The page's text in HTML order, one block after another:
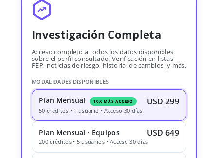
Investigación Completa
Acceso completo a todos los datos disponibles
sobre el perfil consultado. Verificación en listas
PEP, noticias de riesgo, historial de cambios, y más.
MODALIDADES DISPONIBLES
Plan Mensual 10X MÁS ACCESO USD 299
50 créditos • 1 usuario • Acceso 30 días
Plan Mensual · Equipos USD 649
200 créditos • 5 usuarios • Acceso 30 días